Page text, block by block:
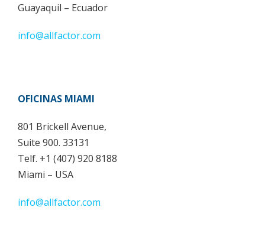
Guayaquil – Ecuador
info@allfactor.com
OFICINAS MIAMI
801 Brickell Avenue,
Suite 900. 33131
Telf. +1 (407) 920 8188
Miami – USA
info@allfactor.com